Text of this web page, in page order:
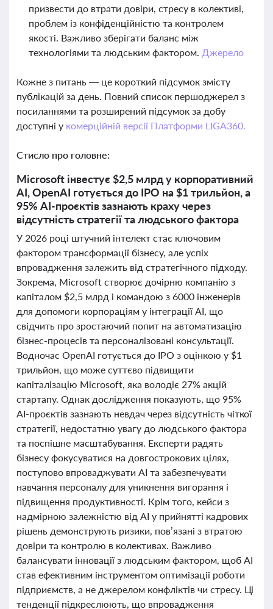
призвести до втрати довіри, стресу в колективі,
проблем із конфіденційністю та контролем
якості. Важливо зберігати баланс між
технологіями та людським фактором. Джерело
Кожне з питань — це короткий підсумок змісту
публікацій за день. Повний список першоджерел з
посиланнями та розширений підсумок за добу
доступні у комерційній версії Платформи LIGA360.
Стисло про головне:
Microsoft інвестує $2,5 млрд у корпоративний
AI, OpenAI готується до IPO на $1 трильйон, а
95% AI-проєктів зазнають краху через
відсутність стратегії та людського фактора
У 2026 році штучний інтелект стає ключовим
фактором трансформації бізнесу, але успіх
впровадження залежить від стратегічного підходу.
Зокрема, Microsoft створює дочірню компанію з
капіталом $2,5 млрд і командою з 6000 інженерів
для допомоги корпораціям у інтеграції AI, що
свідчить про зростаючий попит на автоматизацію
бізнес-процесів та персоналізовані консультації.
Водночас OpenAI готується до IPO з оцінкою у $1
трильйон, що може суттєво підвищити
капіталізацію Microsoft, яка володіє 27% акцій
стартапу. Однак дослідження показують, що 95%
AI-проєктів зазнають невдач через відсутність чіткої
стратегії, недостатню увагу до людського фактора
та поспішне масштабування. Експерти радять
бізнесу фокусуватися на довгострокових цілях,
поступово впроваджувати AI та забезпечувати
навчання персоналу для уникнення вигорання і
підвищення продуктивності. Крім того, кейси з
надмірною залежністю від AI у прийнятті кадрових
рішень демонструють ризики, пов’язані з втратою
довіри та контролю в колективах. Важливо
балансувати інновації з людським фактором, щоб AI
став ефективним інструментом оптимізації роботи
підприємств, а не джерелом конфліктів чи стресу. Ці
тенденції підкреслюють, що впровадження